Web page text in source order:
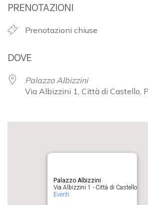
PRENOTAZIONI
Prenotazioni chiuse
DOVE
Palazzo Albizzini
Via Albizzini 1, Città di Castello,
Palazzo Albizzini
Via Albizzini 1 - Città di Castello
Eventi